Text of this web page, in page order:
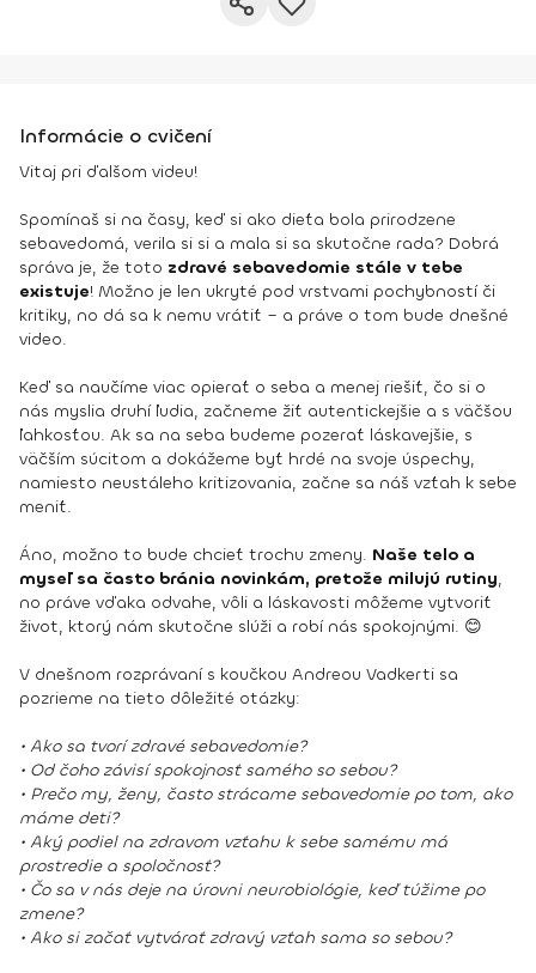
Informácie o cvičení
Vitaj pri ďalšom videu!
Spomínaš si na časy, keď si ako dieťa bola prirodzene
sebavedomá, verila si si a mala si sa skutočne rada? Dobrá
správa je, že toto zdravé sebavedomie stále v tebe
existuje! Možno je len ukryté pod vrstvami pochybností či
kritiky, no dá sa k nemu vrátiť – a práve o tom bude dnešné
video.
Keď sa naučíme viac opierať o seba a menej riešiť, čo si o
nás myslia druhí ľudia, začneme žiť autentickejšie a s väčšou
ľahkosťou. Ak sa na seba budeme pozerať láskavejšie, s
väčším súcitom a dokážeme byť hrdé na svoje úspechy,
namiesto neustáleho kritizovania, začne sa náš vzťah k sebe
meniť.
Áno, možno to bude chcieť trochu zmeny. Naše telo a
myseľ sa často bránia novinkám, pretože milujú rutiny,
no práve vďaka odvahe, vôli a láskavosti môžeme vytvoriť
život, ktorý nám skutočne slúži a robí nás spokojnými. 😊
V dnešnom rozprávaní s koučkou Andreou Vadkerti sa
pozrieme na tieto dôležité otázky:
• Ako sa tvorí zdravé sebavedomie?
• Od čoho závisí spokojnosť samého so sebou?
• Prečo my, ženy, často strácame sebavedomie po tom, ako
máme deti?
• Aký podiel na zdravom vzťahu k sebe samému má
prostredie a spoločnosť?
• Čo sa v nás deje na úrovni neurobiológie, keď túžime po
zmene?
• Ako si začať vytvárať zdravý vzťah sama so sebou?